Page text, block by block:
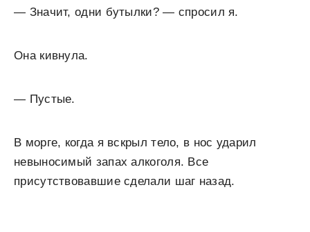
— Значит, одни бутылки? — спросил я.
Она кивнула.
— Пустые.
В морге, когда я вскрыл тело, в нос ударил
невыносимый запах алкоголя. Все
присутствовавшие сделали шаг назад.